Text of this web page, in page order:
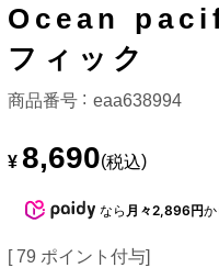
Ocean
フィック
商品番号 eaa638994
¥ 8,690 税込
なら 月々2,896円か
[ 79 ポイント付与]